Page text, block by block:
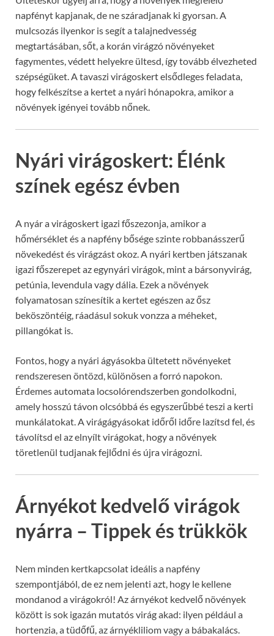
napfényt kapjanak, de ne száradjanak ki gyorsan. A
mulcsozás ilyenkor is segít a talajnedvesség
megtartásában, sőt, a korán virágzó növényeket
fagymentes, védett helyekre ültesd, így tovább élvezheted
szépségüket. A tavaszi virágoskert elsődleges feladata,
hogy felkészítse a kertet a nyári hónapokra, amikor a
növények igényei tovább nőnek.
Nyári virágoskert: Élénk
színek egész évben
A nyár a virágoskert igazi főszezonja, amikor a
hőmérséklet és a napfény bősége szinte robbanásszerű
növekedést és virágzást okoz. A nyári kertben játszanak
igazi főszerepet az egynyári virágok, mint a bársonyvirág,
petúnia, levendula vagy dália. Ezek a növények
folyamatosan színesítik a kertet egészen az ősz
beköszöntéig, ráadásul sokuk vonzza a méheket,
pillangókat is.
Fontos, hogy a nyári ágyásokba ültetett növényeket
rendszeresen öntözd, különösen a forró napokon.
Érdemes automata locsolórendszerben gondolkodni,
amely hosszú távon olcsóbbá és egyszerűbbé teszi a kerti
munkálatokat. A virágágyásokat időről időre lazítsd fel, és
távolítsd el az elnyílt virágokat, hogy a növények
töretlenül tudjanak fejlődni és újra virágozni.
Árnyékot kedvelő virágok
nyárra – Tippek és trükkök
Nem minden kertkapcsolat ideális a napfény
szempontjából, de ez nem jelenti azt, hogy le kellene
mondanod a virágokról! Az árnyékot kedvelő növények
között is sok igazán mutatós virág akad: ilyen például a
hortenzia, a tüdőfű, az árnyékliliom vagy a bábakalács.